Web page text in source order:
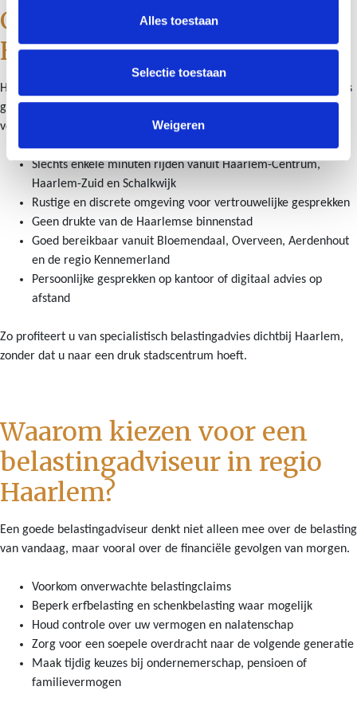
Alles toestaan
Selectie toestaan
Weigeren
Goed bereikbaar vanuit
Haarlem
Hoewel Schut & Bruggink Estate Planners niet midden in Haarlem is
gevestigd, ligt ons kantoor in Heemstede direct naast de stad. Voor
veel cliënten uit Haarlem is dat juist praktisch en prettig.
Slechts enkele minuten rijden vanuit Haarlem-Centrum,
Haarlem-Zuid en Schalkwijk
Rustige en discrete omgeving voor vertrouwelijke gesprekken
Geen drukte van de Haarlemse binnenstad
Goed bereikbaar vanuit Bloemendaal, Overveen, Aerdenhout
en de regio Kennemerland
Persoonlijke gesprekken op kantoor of digitaal advies op
afstand
Zo profiteert u van specialistisch belastingadvies dichtbij Haarlem,
zonder dat u naar een druk stadscentrum hoeft.
Waarom kiezen voor een
belastingadviseur in regio
Haarlem?
Een goede belastingadviseur denkt niet alleen mee over de belasting
van vandaag, maar vooral over de financiële gevolgen van morgen.
Voorkom onverwachte belastingclaims
Beperk erfbelasting en schenkbelasting waar mogelijk
Houd controle over uw vermogen en nalatenschap
Zorg voor een soepele overdracht naar de volgende generatie
Maak tijdig keuzes bij ondernemerschap, pensioen of
familievermogen